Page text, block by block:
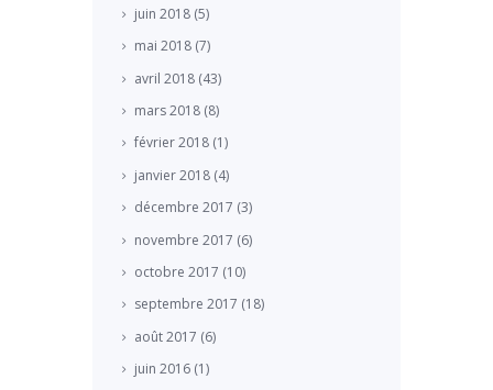
juin 2018(5)
mai 2018(7)
avril 2018(43)
mars2018(8)
février2018(1)
janvier2018(4)
décembre 2017 (3)
novembre 2017 (6)
octobre 2017 (10)
septembre 2017 (18)
août2017 (6)
juin 2016(1)